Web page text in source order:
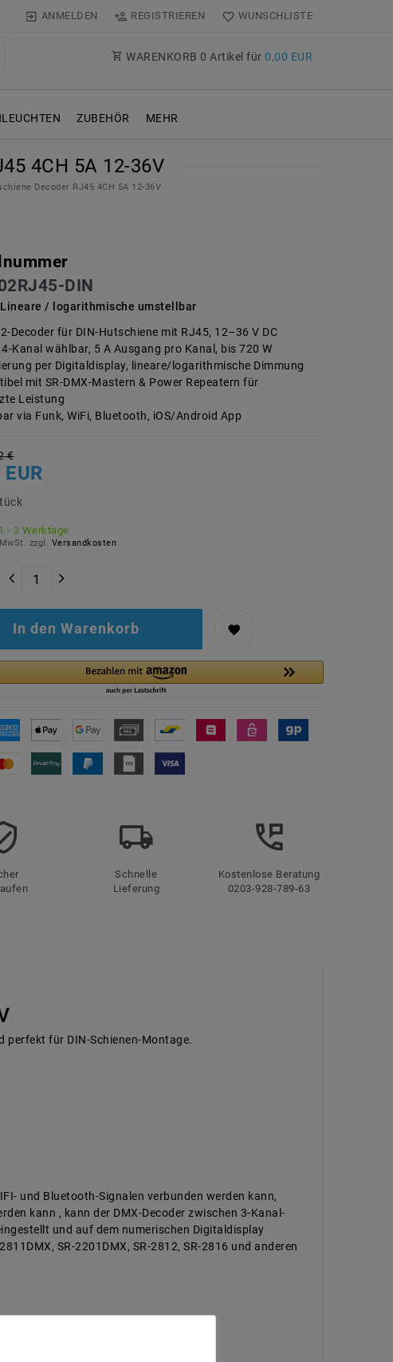
ANMELDEN REGISTRIEREN WUNSCHLISTE
WARENKORB 0 Artikel für 0,00 EUR
ZUBEHÖR MEHR
4CH 5A 12-36V
Decoder RJ45 4CH 5A 12-36V
DIN
Lineare / logarithmische umstellbar
Decoder für DIN-Hutschiene mit RJ45, 12–36 V DC
Kanal wählbar, 5 A Ausgang pro Kanal, bis 720 W
per Digitaldisplay, lineare/logarithmische Dimmung
mit SR-DMX-Mastern & Power Repeatern für
Leistung
via Funk, WiFi, Bluetooth, iOS/Android App
€
- 3 Werktage
zzgl. Versandkosten
In den Warenkorb
Schnelle
Lieferung
Kostenlose Beratung
0203-928-789-63
perfekt für DIN-Schienen-Montage.
und Bluetooth-Signalen verbunden werden kann,
kann , kann der DMX-Decoder zwischen 3-Kanal-
und auf dem numerischen Digitaldisplay
SR-2201DMX, SR-2812, SR-2816 und anderen
angezeigt werden